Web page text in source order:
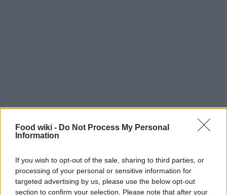
Food wiki - Do Not Process My Personal
Information
If you wish to opt-out of the sale, sharing to third parties, or
processing of your personal or sensitive information for
targeted advertising by us, please use the below opt-out
section to confirm your selection. Please note that after your
Formazione dei biscotti e